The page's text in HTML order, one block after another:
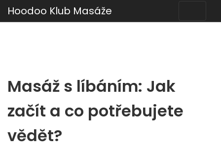
Hoodoo Klub Masáže
Masáž s líbáním: Jak
začít a co potřebujete
vědět?